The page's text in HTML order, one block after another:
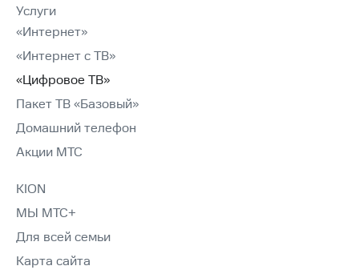
Услуги
«Интернет»
«Интернет с ТВ»
«Цифровое ТВ»
Пакет ТВ «Базовый»
Домашний телефон
Акции МТС
KION
МЫ МТС+
Для всей семьи
Карта сайта